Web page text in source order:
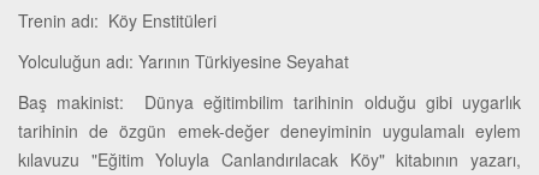
Trenin adı: Köy Enstitüleri
Yolculuğun adı: Yarının Türkiyesine Seyahat
Baş makinist: Dünya eğitimbilim tarihinin olduğu gibi uygarlık
tarihinin de özgün emek-değer deneyiminin uygulamalı eylem
kılavuzu "Eğitim Yoluyla Canlandırılacak Köy" kitabının yazarı,